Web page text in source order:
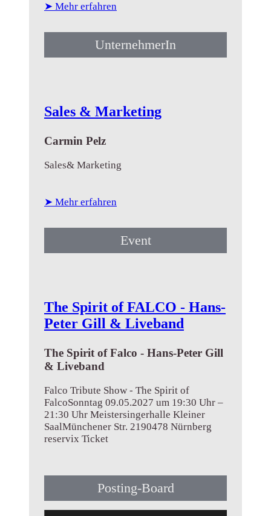
➤ Mehr erfahren
UnternehmerIn
Sales & Marketing
Carmin Pelz
Sales& Marketing
➤ Mehr erfahren
Event
The Spirit of FALCO - Hans-
Peter Gill & Liveband
The Spirit of Falco - Hans-Peter Gill
& Liveband
Falco Tribute Show - The Spirit of
FalcoSonntag 09.05.2027 um 19:30 Uhr –
21:30 Uhr Meistersingerhalle Kleiner
SaalMünchener Str. 2190478 Nürnberg
reservix Ticket
➤ Mehr erfahren
Posting-Board